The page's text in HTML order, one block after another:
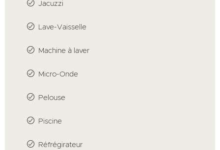
Jacuzzi
Lave-Vaisselle
Machine à laver
Micro-Onde
Pelouse
Piscine
Réfrégirateur